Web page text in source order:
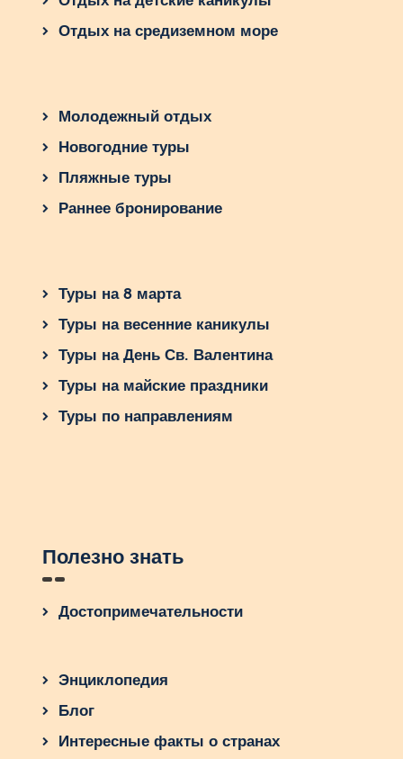
Отдых на средиземном море
Молодежный отдых
Новогодние туры
Пляжные туры
Раннее бронирование
Туры на 8 марта
Туры на весенние каникулы
Туры на День Св. Валентина
Туры на майские праздники
Туры по направлениям
Полезно знать
Достопримечательности
Энциклопедия
Блог
Интересные факты о странах